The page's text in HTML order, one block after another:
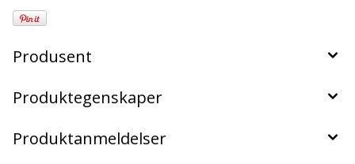
Produsent
Produktegenskaper
Produktanmeldelser